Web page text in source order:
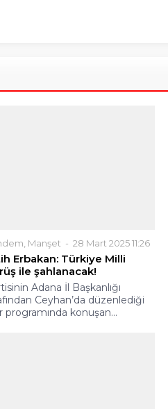
, Manşet 28 Mart 2025 11:26
Erbakan: Türkiye Milli
ile şahlanacak!
Adana İl Başkanlığı
Ceyhan’da düzenlediği
programında konuşan...